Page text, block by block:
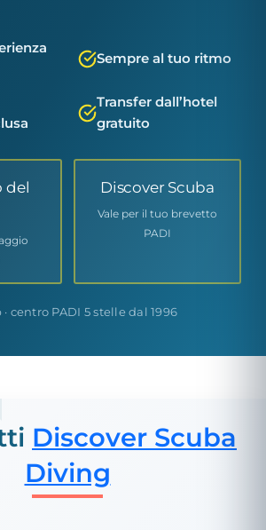
Sempre al tuo ritmo
Transfer dall’hotel
gratuito
del
Discover Scuba
Vale per il tuo brevetto
PADI
· centro PADI 5 stelle dal 1996
Discover Scuba
Diving